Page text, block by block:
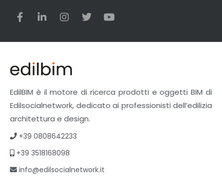
EdilBIM è il motore di ricerca prodotti e oggetti BIM di
Edilsocialnetwork, dedicato ai professionisti dell’edilizia
architettura e design.
+39 0808642233
+39 3518168098
info@edilsocialnetwork.it